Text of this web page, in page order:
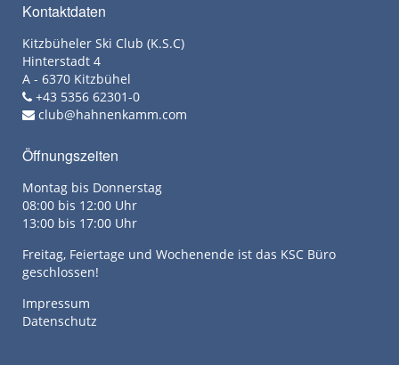
Kontaktdaten
Kitzbüheler Ski Club (K.S.C)
Hinterstadt 4
A - 6370 Kitzbühel
+43 5356 62301-0
club@hahnenkamm.com
Öffnungszeiten
Montag bis Donnerstag
08:00 bis 12:00 Uhr
13:00 bis 17:00 Uhr
Freitag, Feiertage und Wochenende ist das KSC Büro
geschlossen!
Impressum
Datenschutz